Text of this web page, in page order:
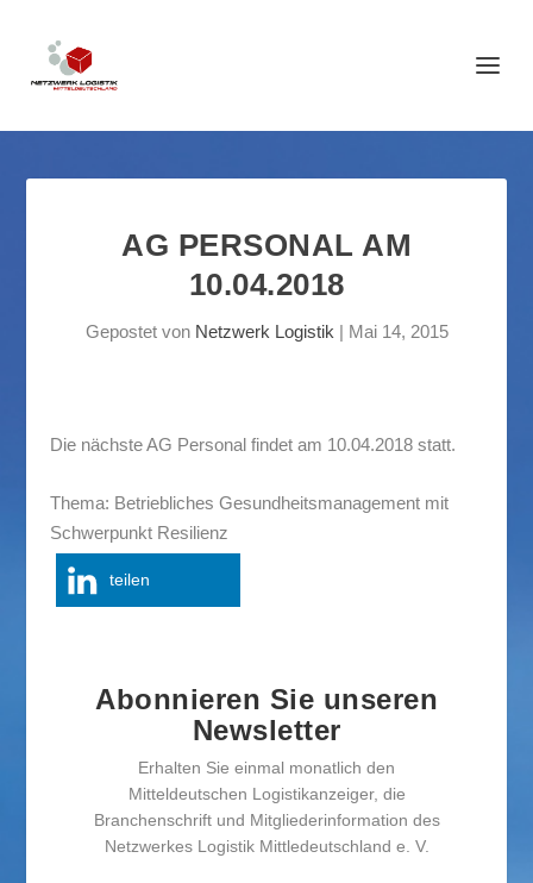
AG PERSONAL AM
10.04.2018
Gepostet von Netzwerk Logistik | Mai 14, 2015
Die nächste AG Personal findet am 10.04.2018 statt.
Thema: Betriebliches Gesundheitsmanagement mit
Schwerpunkt Resilienz
teilen
Abonnieren Sie unseren
Newsletter
Erhalten Sie einmal monatlich den
Mitteldeutschen Logistikanzeiger, die
Branchenschrift und Mitgliederinformation des
Netzwerkes Logistik Mittledeutschland e. V.